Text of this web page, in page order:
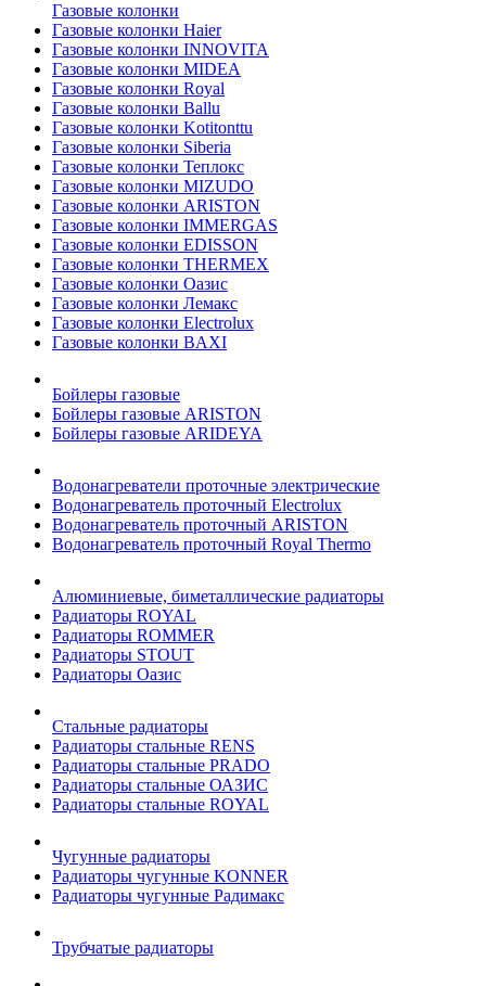
Газовые колонки
Газовые колонки Haier
Газовые колонки INNOVITA
Газовые колонки MIDEA
Газовые колонки Royal
Газовые колонки Ballu
Газовые колонки Kotitonttu
Газовые колонки Siberia
Газовые колонки Теплокс
Газовые колонки MIZUDO
Газовые колонки ARISTON
Газовые колонки IMMERGAS
Газовые колонки EDISSON
Газовые колонки THERMEX
Газовые колонки Оазис
Газовые колонки Лемакс
Газовые колонки Electrolux
Газовые колонки BAXI
Бойлеры газовые
Бойлеры газовые ARISTON
Бойлеры газовые ARIDEYA
Водонагреватели проточные электрические
Водонагреватель проточный Electrolux
Водонагреватель проточный ARISTON
Водонагреватель проточный Royal Thermo
Алюминиевые, биметаллические радиаторы
Радиаторы ROYAL
Радиаторы ROMMER
Радиаторы STOUT
Радиаторы Оазис
Стальные радиаторы
Радиаторы стальные RENS
Радиаторы стальные PRADO
Радиаторы стальные ОАЗИС
Радиаторы стальные ROYAL
Чугунные радиаторы
Радиаторы чугунные KONNER
Радиаторы чугунные Радимакс
Трубчатые радиаторы